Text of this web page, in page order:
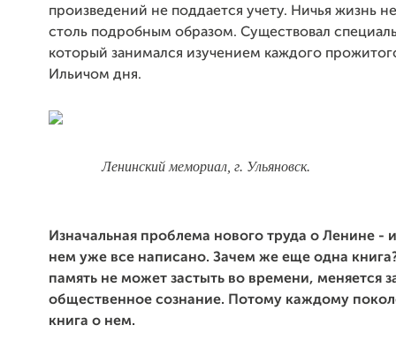
произведений не поддается учету. Ничья жизнь
столь подробным образом. Существовал
который занимался изучением каждого
Ильичом дня.
Ленинский мемориал, г. Ульяновск.
Изначальная проблема нового труда о Ленине -
нем уже все написано. Зачем же еще одна
память не может застыть во времени, меняется
общественное сознание. Потому каждому
книга о нем.